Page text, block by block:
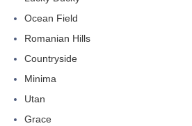
Ocean Field
Romanian Hills
Countryside
Minima
Utan
Grace